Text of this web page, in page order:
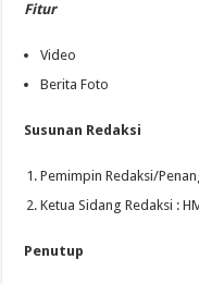
Fitur
Video
Berita Foto
Susunan Redaksi
Pemimpin Redaksi/
Ketua Sidang Redaksi :
Penutup